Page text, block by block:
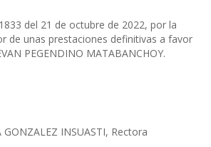
del 21 de octubre de 2022, por la
de unas prestaciones definitivas a favor
PEGENDINO MATABANCHOY.
GONZALEZ INSUASTI, Rectora